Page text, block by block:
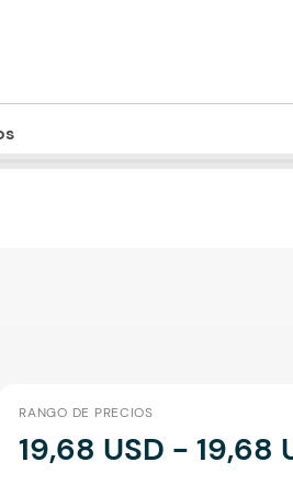
RANGO DE PRECIOS
19,68 USD - 19,68